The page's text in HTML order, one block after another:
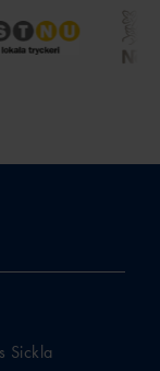
Sickla